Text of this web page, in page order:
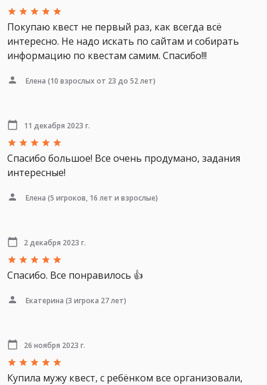
Покупаю квест не первый раз, как всегда всё
интересно. Не надо искать по сайтам и собирать
информацию по квестам самим. Спасибо!!!
Елена (10 взрослых от 23 до 52 лет)
11 декабря 2023 г.
Спасибо большое! Все очень продумано, задания
интересные!
Елена (5 игроков, 16 лет и взрослые)
2 декабря 2023 г.
Спасибо. Все понравилось 👍
Екатерина (3 игрока 27 лет)
26 ноября 2023 г.
Купила мужу квест, с ребёнком все организовали,